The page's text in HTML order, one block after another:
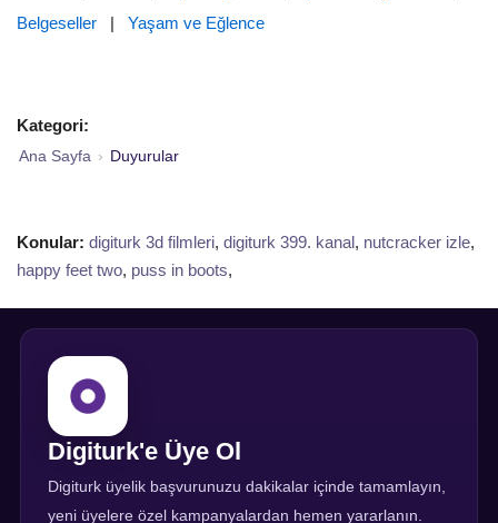
Belgeseller | Yaşam ve Eğlence
Kategori:
Ana Sayfa › Duyurular
Konular: digiturk 3d filmleri, digiturk 399. kanal, nutcracker izle,
happy feet two, puss in boots,
Digiturk'e Üye Ol
Digiturk üyelik başvurunuzu dakikalar içinde tamamlayın,
yeni üyelere özel kampanyalardan hemen yararlanın.